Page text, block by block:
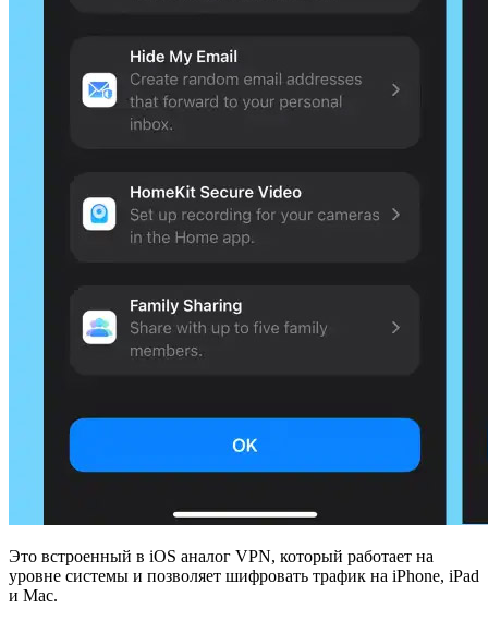
Это встроенный в iOS аналог VPN, который работает на
уровне системы и позволяет шифровать трафик на iPhone, iPad
и Mac.